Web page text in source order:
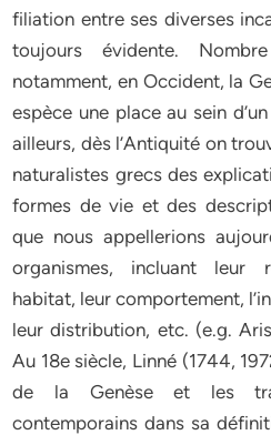
filiation entre ses diverses
toujours évidente.
notamment, en Occident, la
espèce une place au sein
ailleurs, dès l’Antiquité on
naturalistes grecs des
formes de vie et des
que nous appellerions
organismes, incluant leur
habitat, leur comportement,
leur distribution, etc. (e.g.
Au 18e siècle, Linné (1744,
de la Genèse et les
contemporains dans sa